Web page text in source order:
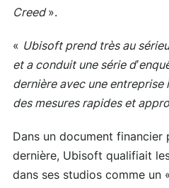
Creed».
« Ubisoft prend très au
et a conduit une série
dernière avec une entreprise
des mesures rapides et
Dans un document financier
dernière, Ubisoft qualifiait
dans ses studios comme un